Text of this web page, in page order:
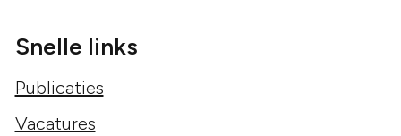
Snelle links
Publicaties
Vacatures